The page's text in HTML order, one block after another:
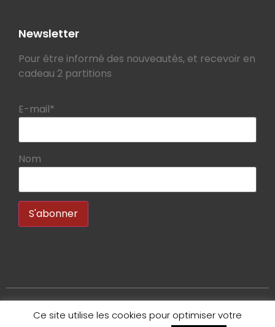
Newsletter
Pour être informé des nouveautés, et recevoir en
cadeau 2 partitions
E-mail*
Nom
Copyright 2020 – Bruno Tauzin – Tous droits réservés.
Ce site utilise les cookies pour optimiser votre